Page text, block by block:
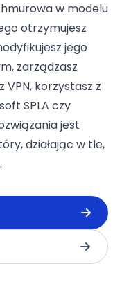
w modelu
otrzymujesz
jego
zarządzasz
VPN, korzystasz z
SPLA czy
jest
działając w tle,